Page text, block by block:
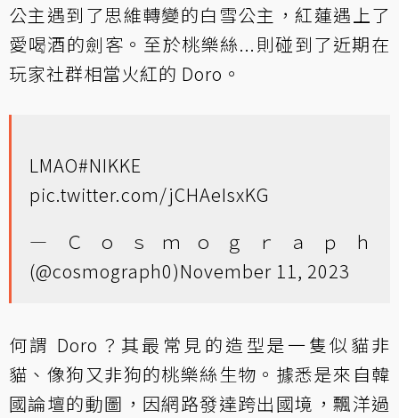
公主遇到了思維轉變的白雪公主，紅蓮遇上了
愛喝酒的劍客。至於桃樂絲...則碰到了近期在
玩家社群相當火紅的 Doro。
LMAO#NIKKE
pic.twitter.com/jCHAeIsxKG
— Ｃｏｓｍｏｇｒａｐｈ
(@cosmograph0)November 11, 2023
何謂 Doro？其最常見的造型是一隻似貓非
貓、像狗又非狗的桃樂絲生物。據悉是來自韓
國論壇的動圖，因網路發達跨出國境，飄洋過